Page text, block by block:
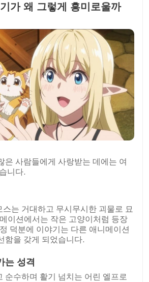
가 왜 그렇게 흥미로울까
은 사람들에게 사랑받는 데에는 여
니다.
는 거대하고 무시무시한 괴물로 묘
이션에서는 작은 고양이처럼 등장
덕분에 이야기는 다른 애니메이션
함을 갖게 되었습니다.
는 성격
순수하며 활기 넘치는 어린 엘프로